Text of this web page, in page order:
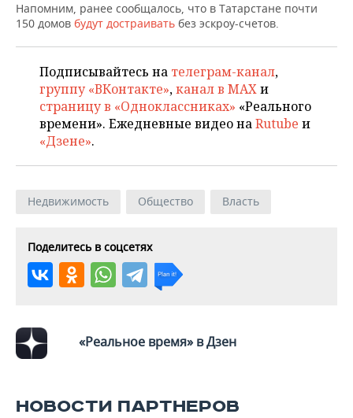
ONLINE-КОНФЕРЕНЦИИ
ОТКРЫТАЯ ЛЕКЦИЯ
ХОККЕЙ
БАСКЕТБОЛ
ВОЛЕЙБОЛ
КИБЕРСПОРТ
ВЛАСТЬ
ИНФРАСТРУКТУРА
ИСТОРИЯ
КУЛЬТУРА
СЮЖЕТЫ
СПРАВОЧНИК
СПИСОК ПЕРСОН
СПИСОК КОМПАНИЙ
ПОЛНАЯ ВЕРСИЯ
Напомним, ранее сообщалось, что в Татарстане почти
150 домов будут достраивать без эскроу-счетов.
Подписывайтесь на телеграм-канал,
группу «ВКонтакте»,канал в MAXи
страницу в «Одноклассниках» «Реального
времени». Ежедневные видео наRutube и
«Дзене».
Недвижимость Общество Власть
Поделитесь в соцсетях
«Реальное время» в Дзен
НОВОСТИ ПАРТНЕРОВ